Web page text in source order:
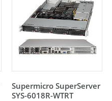
Supermicro SuperServer
SYS-6018R-WTRT